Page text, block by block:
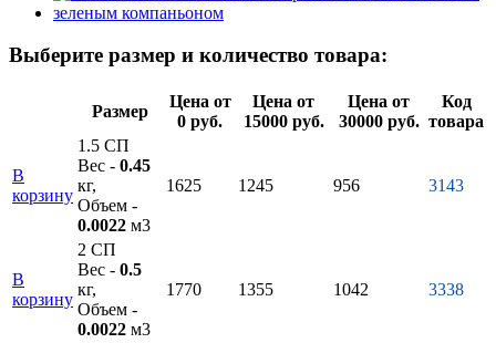
Выберите размер и количество товара:
Размер
Цена от
0 руб.
Цена от
15000 руб.
Цена от
30000 руб.
Код
товара
В
корзину
1.5 СП
Вес - 0.45
кг,
Объем -
0.0022 м3
1625 1245 956 3143
В
корзину
2 СП
Вес - 0.5
кг,
Объем -
0.0022 м3
1770 1355 1042 3338